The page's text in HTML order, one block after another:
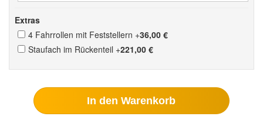
Extras
4 Fahrrollen mit Feststellern +36,00 €
Staufach im Rückenteil +221,00 €
In den Warenkorb